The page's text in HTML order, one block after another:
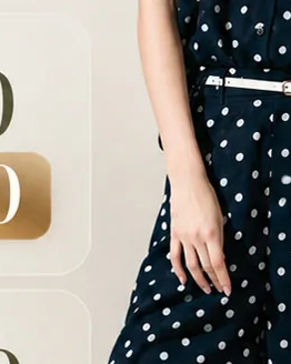
開斯米爾羊毛圍巾-2
NT$2,980